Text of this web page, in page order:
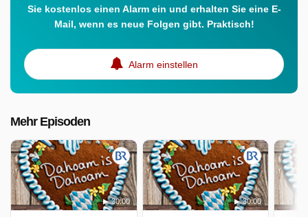
Sie kostenlos einen Alarm ein und erhalten Sie eine E-
Mail, wenn es neue Folgen gibt. Praktisch!
Alarm einstellen
Mehr Episoden
30:00 30:00